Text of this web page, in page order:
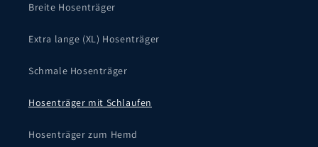
Breite Hosenträger
Extra lange (XL) Hosenträger
Schmale Hosenträger
Hosenträger mit Schlaufen
Hosenträger zum Hemd